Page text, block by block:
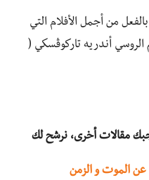
من أجمل الأفلام التي
الروسي أندريه تاركوڤسكي (
مقالات أخرى، نرشح لك
عن الموت و الزمن